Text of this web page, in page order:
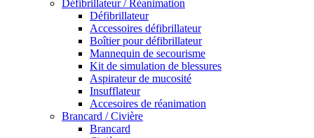
Défibrillateur / Réanimation
Défibrillateur
Accessoires défibrillateur
Boîtier pour défibrillateur
Mannequin de secourisme
Kit de simulation de blessures
Aspirateur de mucosité
Insufflateur
Accesoires de réanimation
Brancard / Civière
Brancard